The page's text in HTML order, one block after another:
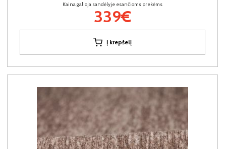
Kaina galioja sandėlyje esančioms prekėms
339€
Į krepšelį